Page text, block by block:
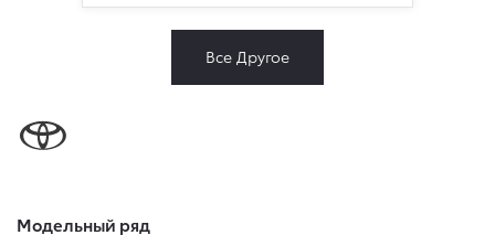
Все Другое
Модельный ряд